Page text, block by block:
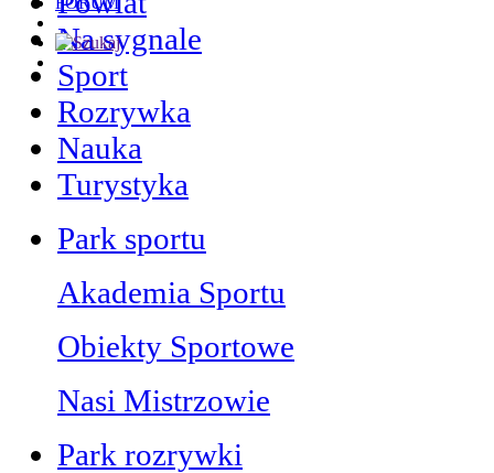
Na sygnale
Sport
Rozrywka
Nauka
Turystyka
Park sportu
Akademia Sportu
Obiekty Sportowe
Nasi Mistrzowie
Park rozrywki